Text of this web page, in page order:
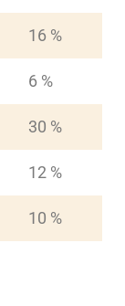
16 %
6 %
30 %
12 %
10 %